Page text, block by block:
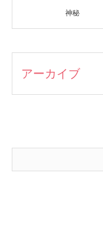
神秘
アーカイブ